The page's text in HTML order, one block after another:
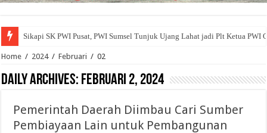
Sikapi SK PWI Pusat, PWI Sumsel Tunjuk Ujang Lahat jadi Plt Ketua PWI
Home / 2024 / Februari / 02
Daily Archives: Februari 2, 2024
Pemerintah Daerah Diimbau Cari Sumber
Pembiayaan Lain untuk Pembangunan